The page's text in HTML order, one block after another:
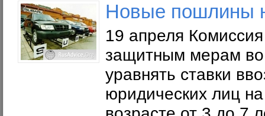
Новые пошлины
19 апреля
защитным мерам во
уравнять ставки
юридических лиц